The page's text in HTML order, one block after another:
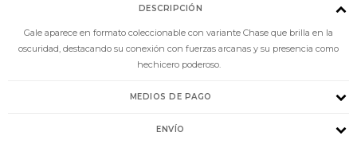
DESCRIPCIÓN
Gale aparece en formato coleccionable con variante Chase que brilla en la
oscuridad, destacando su conexión con fuerzas arcanas y su presencia como
hechicero poderoso.
MEDIOS DE PAGO
ENVÍO